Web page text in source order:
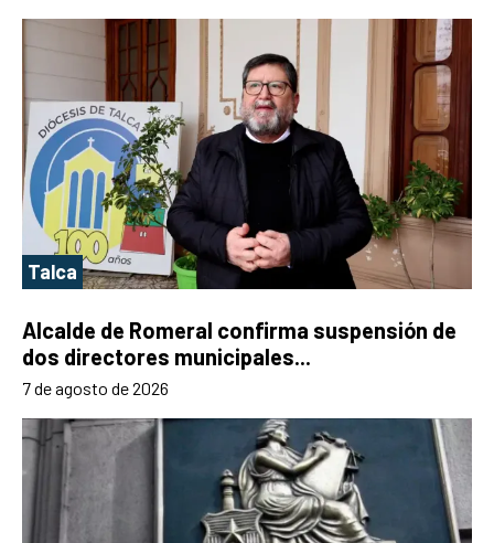
Talca
Alcalde de Romeral confirma suspensión de
dos directores municipales...
7 de agosto de 2026